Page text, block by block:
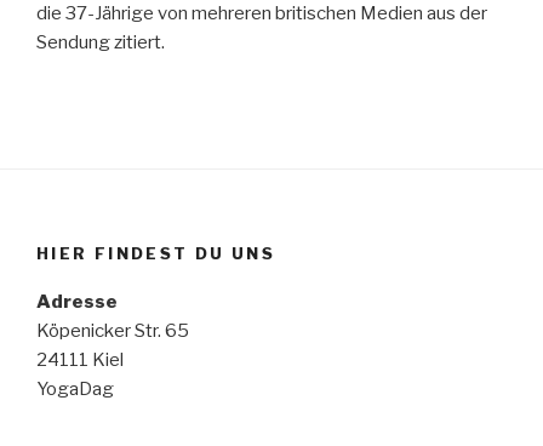
die 37-Jährige von mehreren britischen Medien aus der
Sendung zitiert.
HIER FINDEST DU UNS
Adresse
Köpenicker Str. 65
24111 Kiel
YogaDag